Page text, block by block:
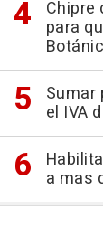
Chipre
para
Sumar
el IVA
a mas